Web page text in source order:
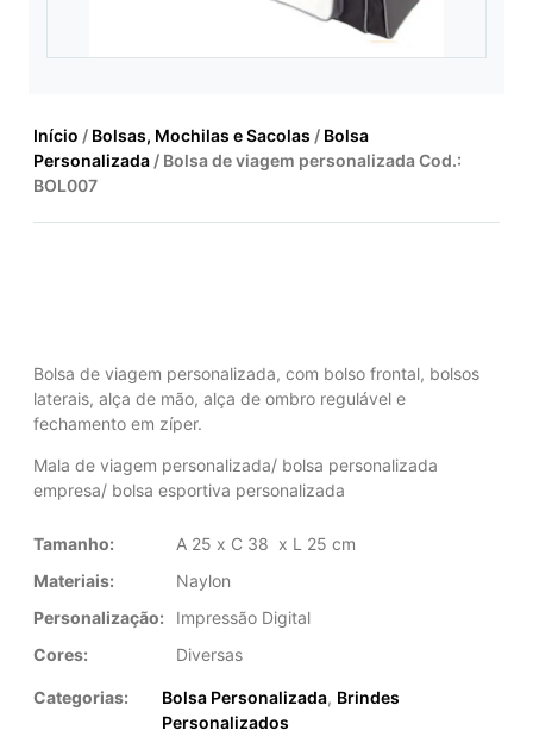
Início / Bolsas, Mochilas e Sacolas / Bolsa
Personalizada / Bolsa de viagem personalizada Cod.:
BOL007
Bolsa de viagem personalizada, com bolso frontal, bolsos
laterais, alça de mão, alça de ombro regulável e
fechamento em zíper.
Mala de viagem personalizada/ bolsa personalizada
empresa/ bolsa esportiva personalizada
Tamanho:
A 25 x C 38 x L 25 cm
Materiais:
Naylon
Personalização:
Impressão Digital
Cores:
Diversas
Categorias: Bolsa Personalizada, Brindes
Personalizados